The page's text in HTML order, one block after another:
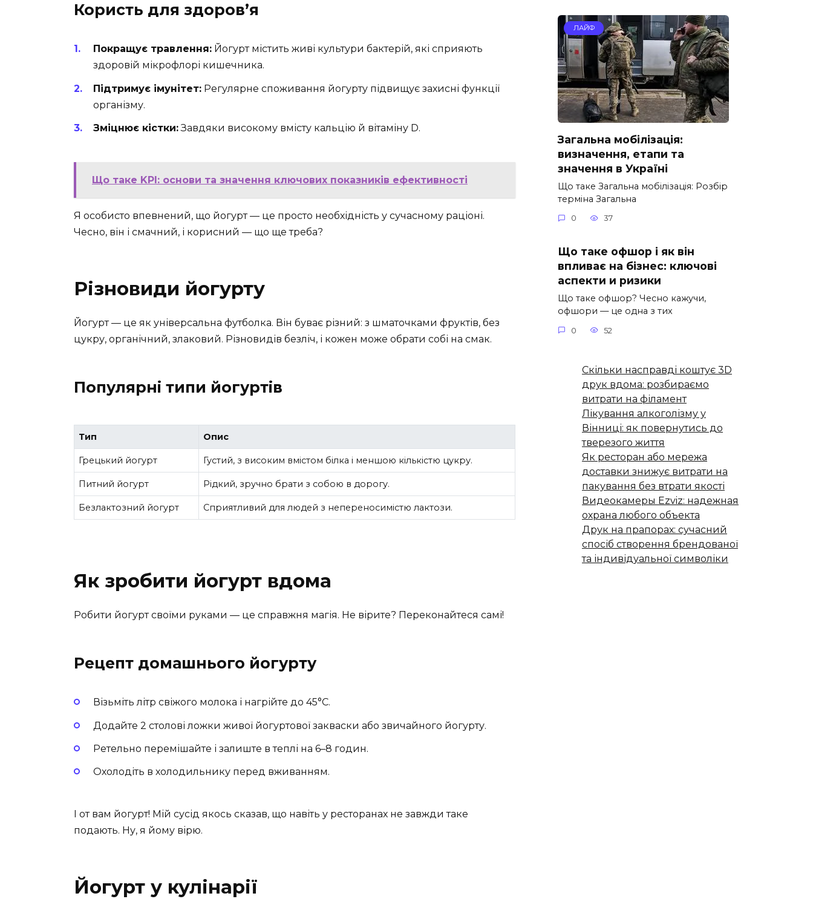
Користь для здоров’я
Покращує травлення: Йогурт містить живі культури бактерій, які сприяють
здоровій мікрофлорі кишечника.
Підтримує імунітет: Регулярне споживання йогурту підвищує захисні функції
організму.
Зміцнює кістки:Завдяки високому вмісту кальцію й вітаміну D.
Що таке KPI: основи та значення ключових показників ефективності
Я особисто впевнений, що йогурт — це просто необхідність у сучасному раціоні.
Чесно, він і смачний, і корисний — що ще треба?
Різновиди йогурту
Йогурт — це як універсальна футболка. Він буває різний: з шматочками фруктів, без
цукру, органічний, злаковий. Різновидів безліч, і кожен може обрати собі на смак.
Популярні типи йогуртів
Тип Опис
Грецький йогурт Густий, з високим вмістом білка і меншою кількістю цукру.
Питний йогурт Рідкий, зручно брати з собою в дорогу.
Безлактозний йогурт Сприятливий для людей з непереносимістю лактози.
Як зробити йогурт вдома
Робити йогурт своїми руками — це справжня магія. Не вірите? Переконайтеся самі!
Рецепт домашнього йогурту
Візьміть літр свіжого молока і нагрійте до 45°C.
Додайте 2 столові ложки живої йогуртової закваски або звичайного йогурту.
Ретельно перемішайте і залиште в теплі на 6–8 годин.
Охолодіть в холодильнику перед вживанням.
І от вам йогурт! Мій сусід якось сказав, що навіть у ресторанах не завжди таке
подають. Ну, я йому вірю.
Йогурт у кулінарії
ЛАЙФ
Загальна мобілізація:
визначення, етапи та
значення в Україні
Що таке Загальна мобілізація: Розбір
терміна Загальна
0 37
Що таке офшор і як він
впливає на бізнес: ключові
аспекти и ризики
Що таке офшор? Чесно кажучи,
офшори — це одна з тих
0 52
Скільки насправді коштує 3D
друк вдома: розбираємо
витрати на філамент
Лікування алкоголізму у
Вінниці: як повернутись до
тверезого життя
Як ресторан або мережа
доставки знижує витрати на
пакування без втрати якості
Видеокамеры Ezviz: надежная
охрана любого объекта
Друк на прапорах: сучасний
спосіб створення брендованої
та індивідуальної символіки